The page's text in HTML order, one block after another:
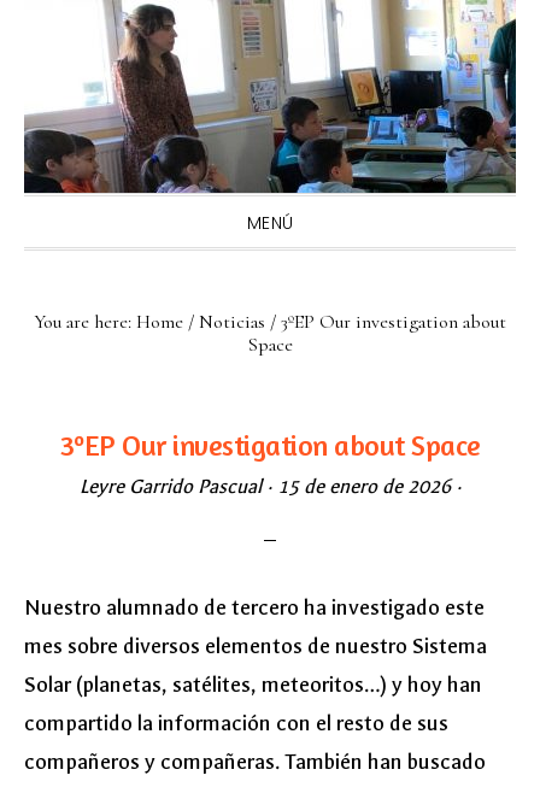
primary
navigation
content
primary
sidebar
MENÚ
You are here: Home / Noticias / 3ºEP Our investigation about
Space
3ºEP Our investigation about Space
Leyre Garrido Pascual· 15 de enero de 2026·
Nuestro alumnado de tercero ha investigado este
mes sobre diversos elementos de nuestro Sistema
Solar (planetas, satélites, meteoritos…) y hoy han
compartido la información con el resto de sus
compañeros y compañeras. También han buscado